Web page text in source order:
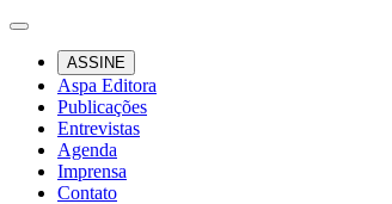
ASSINE
Aspa Editora
Publicações
Entrevistas
Agenda
Imprensa
Contato